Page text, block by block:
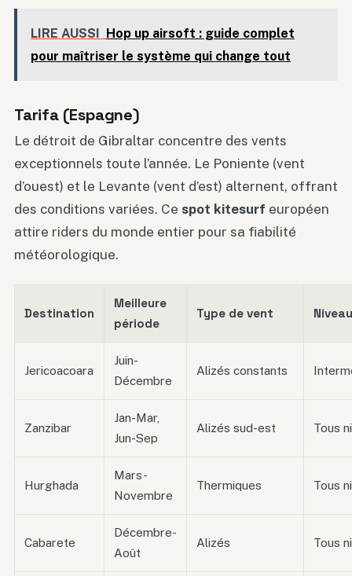
LIRE AUSSI Hop up airsoft : guide complet
pour maîtriser le système qui change tout
Tarifa (Espagne)
Le détroit de Gibraltar concentre des vents
exceptionnels toute l’année. Le Poniente (vent
d’ouest) et le Levante (vent d’est) alternent, offrant
des conditions variées. Ce spot kitesurf européen
attire riders du monde entier pour sa fiabilité
météorologique.
Destination
Meilleure
période
Type de vent
Jericoacoara
Juin-
Décembre
Alizés constants
Zanzibar
Jan-Mar,
Jun-Sep
Alizés sud-est Tous
Hurghada
Mars-
Novembre
Thermiques Tous
Cabarete
Décembre-
Août
Alizés Tous